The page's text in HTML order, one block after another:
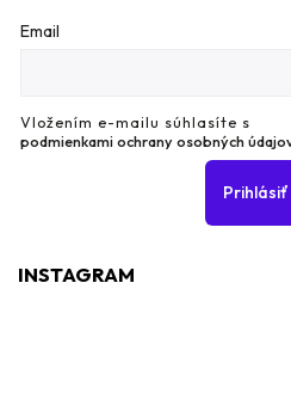
Email
Vložením e-mailu súhlasíte s
podmienkami ochrany osobných
Prihlásiť
INSTAGRAM